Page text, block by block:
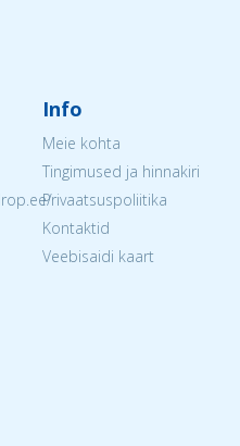
Info
Meie kohta
Tingimused ja hinnakiri
Privaatsuspoliitika
Kontaktid
Veebisaidi kaart